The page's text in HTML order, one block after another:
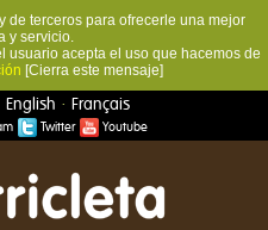
de terceros para ofrecerle una mejor
y servicio.
usuario acepta el uso que hacemos de
[Cierra este mensaje]
English · Français
Twitter Youtube